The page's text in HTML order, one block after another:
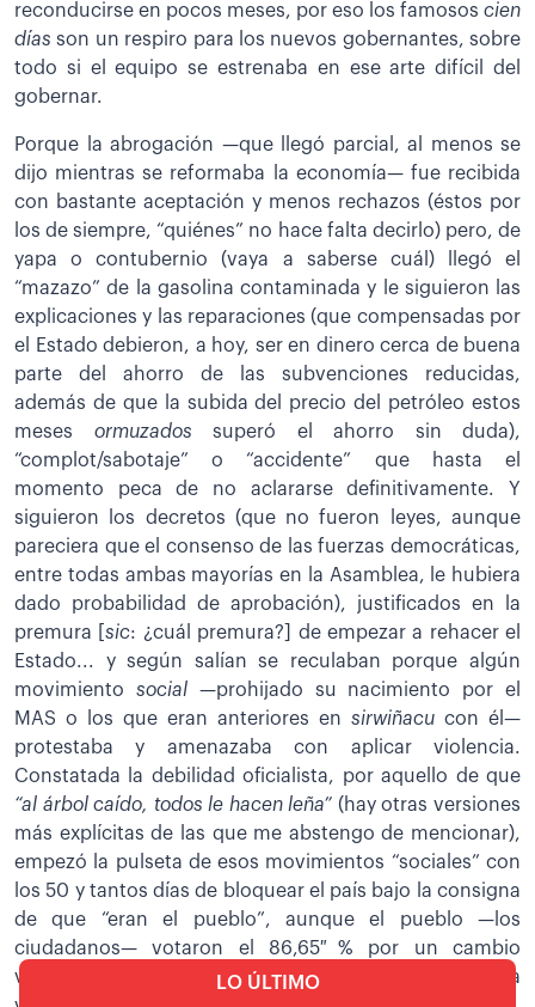
LO ÚLTIMO
reconducirse en pocos meses, por eso los famosos cien
días son un respiro para los nuevos gobernantes, sobre
todo si el equipo se estrenaba en ese arte difícil del
gobernar.
Porque la abrogación —que llegó parcial, al menos se
dijo mientras se reformaba la economía— fue recibida
con bastante aceptación y menos rechazos (éstos por
los de siempre, “quiénes” no hace falta decirlo) pero, de
yapa o contubernio (vaya a saberse cuál) llegó el
“mazazo” de la gasolina contaminada y le siguieron las
explicaciones y las reparaciones (que compensadas por
el Estado debieron, a hoy, ser en dinero cerca de buena
parte del ahorro de las subvenciones reducidas,
además de que la subida del precio del petróleo estos
meses ormuzados superó el ahorro sin duda),
“complot/sabotaje” o “accidente” que hasta el
momento peca de no aclararse definitivamente. Y
siguieron los decretos (que no fueron leyes, aunque
pareciera que el consenso de las fuerzas democráticas,
entre todas ambas mayorías en la Asamblea, le hubiera
dado probabilidad de aprobación), justificados en la
premura [sic: ¿cuál premura?]
de empezar a rehacer el
Estado... y según salían se reculaban porque algún
movimiento social—prohijado su nacimiento por el
MAS o los que eran anteriores en sirwiñacu con él—
protestaba y amenazaba con aplicar violencia.
Constatada la debilidad oficialista, por aquello de que
“al árbol caído, todos le hacen leña” (hay otras versiones
más explícitas de las que me abstengo de mencionar),
empezó la pulseta de esos movimientos “sociales” con
los 50 y tantos días de bloquear el país bajo la consigna
de que “eran el pueblo”, aunque el pueblo —los
ciudadanos— votaron el 86,65 % por un cambio
verdadero (más del 74 % de todos los habilitados para